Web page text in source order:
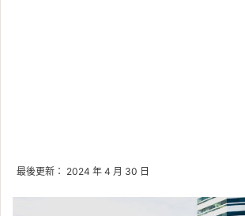
最後更新： 2024 年 4 月 30 日